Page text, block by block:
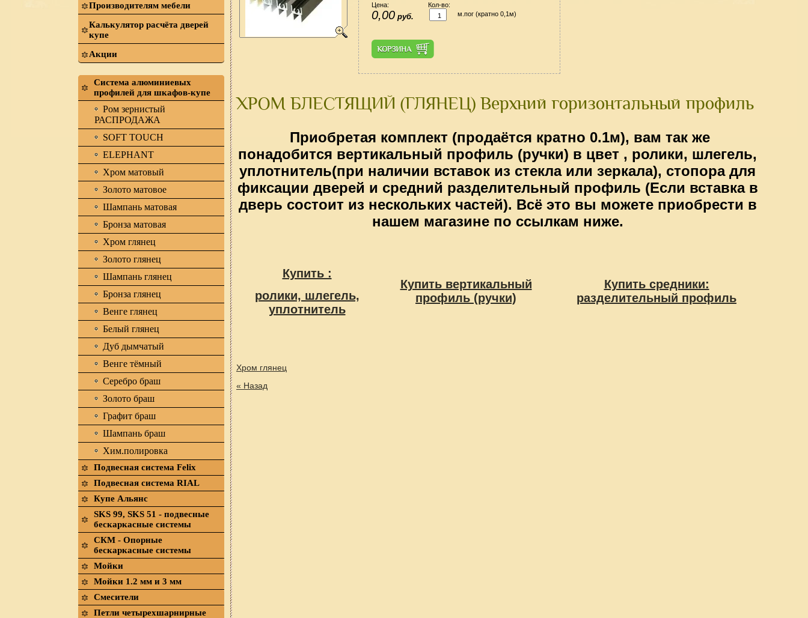
Производителям мебели
Калькулятор расчёта дверей
купе
Акции
Система алюминиевых
профилей для шкафов-купе
Ром зернистый
РАСПРОДАЖА
SOFT TOUCH
ELEPHANT
Хром матовый
Золото матовое
Шампань матовая
Бронза матовая
Хром глянец
Золото глянец
Шампань глянец
Бронза глянец
Венге глянец
Белый глянец
Дуб дымчатый
Венге тёмный
Серебро браш
Золото браш
Графит браш
Шампань браш
Хим.полировка
Подвесная система Felix
Подвесная система RIAL
Купе Альянс
SKS 99, SKS 51 - подвесные
бескаркасные системы
СКМ - Опорные
бескаркасные системы
Мойки
Мойки 1.2 мм и 3 мм
Смесители
Петли четырехшарнирные
Цена:
0,00 руб.
Кол-во:
м.пог (кратно 0,1м)
ХРОМ БЛЕСТЯЩИЙ (ГЛЯНЕЦ) Верхний горизонтальный профиль
Приобретая комплект (продаётся кратно 0.1м), вам так же
понадобится вертикальный профиль (ручки) в цвет , ролики, шлегель,
уплотнитель(при наличии вставок из стекла или зеркала), стопора для
фиксации дверей и средний разделительный профиль (Если вставка в
дверь состоит из нескольких частей). Всё это вы можете приобрести в
нашем магазине по ссылкам ниже.
Купить :
ролики, шлегель,
уплотнитель
Купить вертикальный
профиль (ручки)
Купить средники:
разделительный профиль
Хром глянец
« Назад